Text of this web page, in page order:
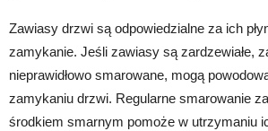
Zawiasy drzwi są odpowiedzialne za ich
zamykanie. Jeśli zawiasy są zardzewiałe,
nieprawidłowo smarowane, mogą
zamykaniu drzwi. Regularne smarowanie
środkiem smarnym pomoże w utrzymaniu